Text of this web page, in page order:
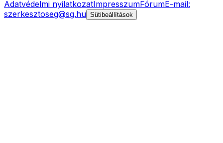
Adatvédelmi nyilatkozatImpresszumFórumE-mail:
szerkesztoseg@sg.hu Sütibeállítások